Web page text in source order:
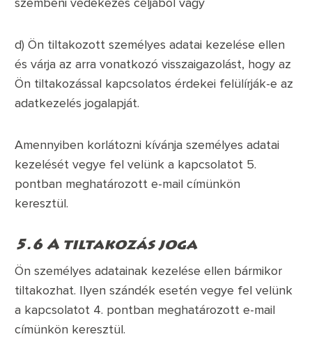
d) Ön tiltakozott személyes adatai kezelése ellen
és várja az arra vonatkozó visszaigazolást, hogy az
Ön tiltakozással kapcsolatos érdekei felülírják-e az
adatkezelés jogalapját.
Amennyiben korlátozni kívánja személyes adatai
kezelését vegye fel velünk a kapcsolatot 5.
pontban meghatározott e-mail címünkön
keresztül.
5.6 A tiltakozás joga
Ön személyes adatainak kezelése ellen bármikor
tiltakozhat. Ilyen szándék esetén vegye fel velünk
a kapcsolatot 4. pontban meghatározott e-mail
címünkön keresztül.